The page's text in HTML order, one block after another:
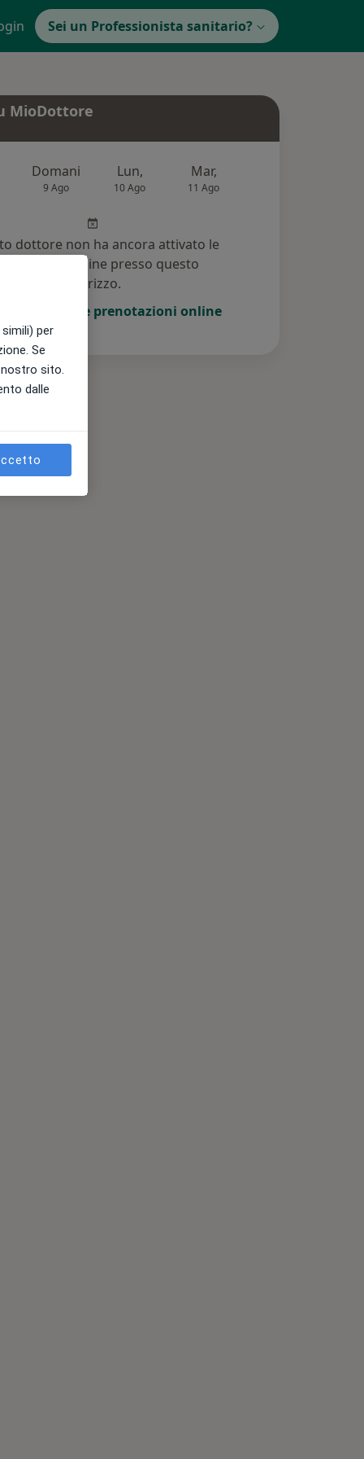
Sei un Professionista sanitario?
MioDottore
Domani
9 Ago
Lun,
10 Ago
Mar,
11 Ago
dottore non ha ancora attivato le
online presso questo
indirizzo.
di attivare le prenotazioni online
per
Se
sito.
dalle